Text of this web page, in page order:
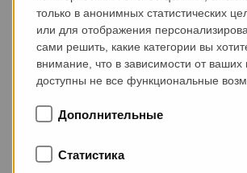
COO MAX-truder Арне Фёлькер
IPHA
только в анонимных статистических
или для отображения
сами решить, какие категории вы
внимание, что в зависимости от ваших
доступны не все функциональные
Дополнительные
Статистика